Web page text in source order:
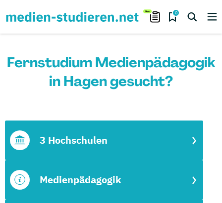
0
Fernstudium Medienpädagogik
in Hagen gesucht?
Medienpädagogik
3 Hochschulen